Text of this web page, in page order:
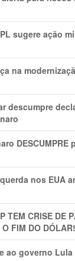
sugere ação
na
descumpre
DESCUMPRE
nos EUA
TEM CRlSE DE
FIM DO
ao governo